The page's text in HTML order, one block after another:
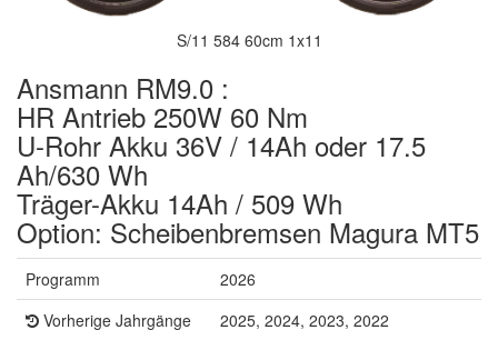
S/11 584 60cm 1x11
Ansmann RM9.0 :
HR Antrieb 250W 60 Nm
U-Rohr Akku 36V / 14Ah oder 17.5
Ah/630 Wh
Träger-Akku 14Ah / 509 Wh
Option: Scheibenbremsen Magura MT5
Programm
2026
Vorherige Jahrgänge
2025, 2024, 2023, 2022